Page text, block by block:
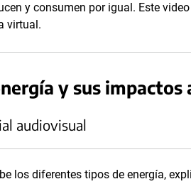
y consumen por igual. Este
virtual.
y sus impactos
audiovisual
los diferentes tipos de energía,